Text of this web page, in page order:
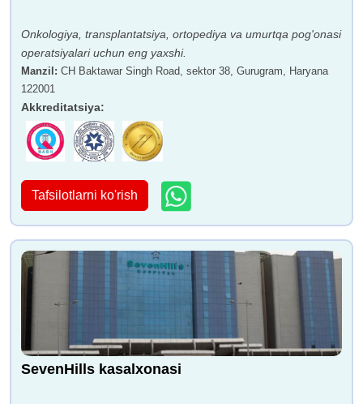
Onkologiya, transplantatsiya, ortopediya va umurtqa pog'onasi
operatsiyalari uchun eng yaxshi.
Manzil : CH Baktawar Singh Road, sektor 38, Gurugram, Haryana
122001
Akkreditatsiya:
Tafsilotlarni ko'rish
SevenHills kasalxonasi